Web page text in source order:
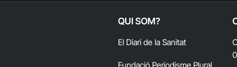
QUI SOM?
El Diari de la Sanitat
Fundació Periodisme Plural